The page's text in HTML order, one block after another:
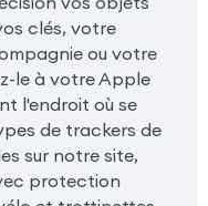
clés, votre
ou votre
le à votre Apple
l'endroit où se
de trackers de
sur notre site,
protection